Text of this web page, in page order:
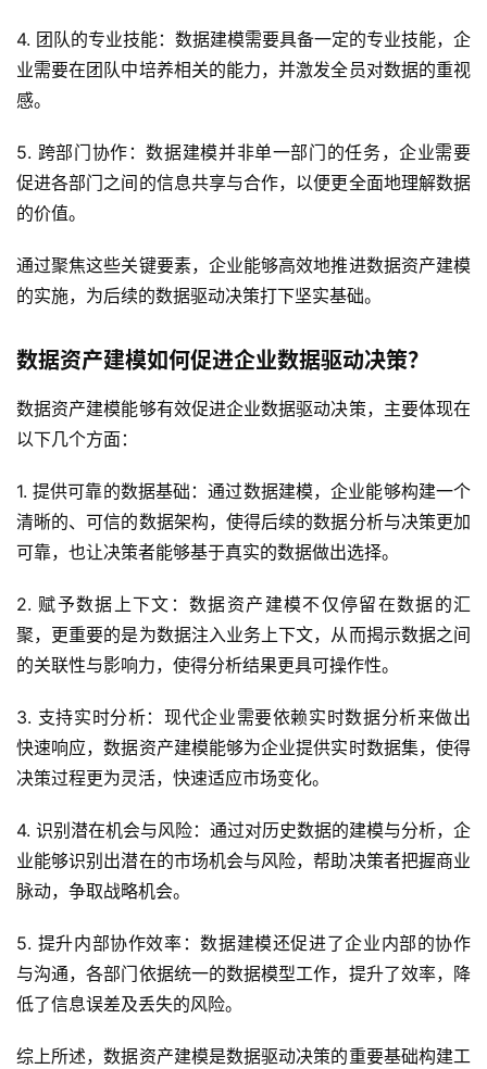
系
我
们
4. 团队的专业技能：数据建模需要具备一定的专业技能，企
业需要在团队中培养相关的能力，并激发全员对数据的重视
感。
5. 跨部门协作：数据建模并非单一部门的任务，企业需要
促进各部门之间的信息共享与合作，以便更全面地理解数据
的价值。
通过聚焦这些关键要素，企业能够高效地推进数据资产建模
的实施，为后续的数据驱动决策打下坚实基础。
数据资产建模如何促进企业数据驱动决策？
数据资产建模能够有效促进企业数据驱动决策，主要体现在
以下几个方面：
1. 提供可靠的数据基础：通过数据建模，企业能够构建一个
清晰的、可信的数据架构，使得后续的数据分析与决策更加
可靠，也让决策者能够基于真实的数据做出选择。
2. 赋予数据上下文：数据资产建模不仅停留在数据的汇
聚，更重要的是为数据注入业务上下文，从而揭示数据之间
的关联性与影响力，使得分析结果更具可操作性。
3. 支持实时分析：现代企业需要依赖实时数据分析来做出
快速响应，数据资产建模能够为企业提供实时数据集，使得
决策过程更为灵活，快速适应市场变化。
4. 识别潜在机会与风险：通过对历史数据的建模与分析，企
业能够识别出潜在的市场机会与风险，帮助决策者把握商业
脉动，争取战略机会。
5. 提升内部协作效率：数据建模还促进了企业内部的协作
与沟通，各部门依据统一的数据模型工作，提升了效率，降
低了信息误差及丢失的风险。
综上所述，数据资产建模是数据驱动决策的重要基础构建工